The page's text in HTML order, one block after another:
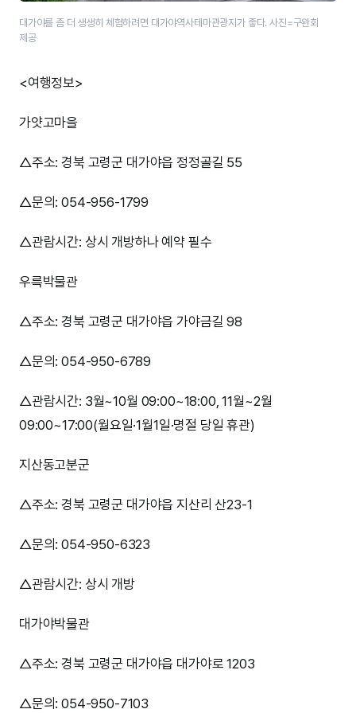
대가야를 좀 더 생생히 체험하려면 대가야역사테마관광지가 좋다. 사진=구완회
제공
<여행정보>
가얏고마을
△주소: 경북 고령군 대가야읍 정정골길 55
△문의: 054-956-1799
△관람시간: 상시 개방하나 예약 필수
우륵박물관
△주소: 경북 고령군 대가야읍 가야금길 98
△문의: 054-950-6789
△관람시간: 3월~10월 09:00~18:00, 11월~2월
09:00~17:00(월요일·1월1일·명절 당일 휴관)
지산동고분군
△주소: 경북 고령군 대가야읍 지산리 산23-1
△문의: 054-950-6323
△관람시간: 상시 개방
대가야박물관
△주소: 경북 고령군 대가야읍 대가야로 1203
△문의: 054-950-7103